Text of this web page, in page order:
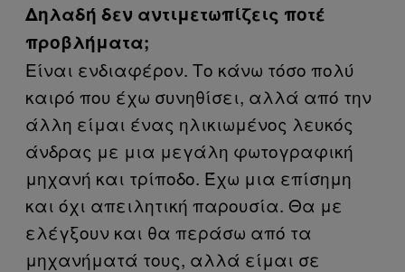
Δηλαδή δεν αντιμετωπίζεις ποτέ
προβλήματα;
​Είναι ενδιαφέρον. Το κάνω τόσο πολύ
καιρό που έχω συνηθίσει, αλλά από την
άλλη είμαι ένας ηλικιωμένος λευκός
άνδρας με μια μεγάλη φωτογραφική
μηχανή και τρίποδο. Έχω μια επίσημη
και όχι απειλητική παρουσία. Θα με
ελέγξουν και θα περάσω από τα
μηχανήματά τους, αλλά είμαι σε